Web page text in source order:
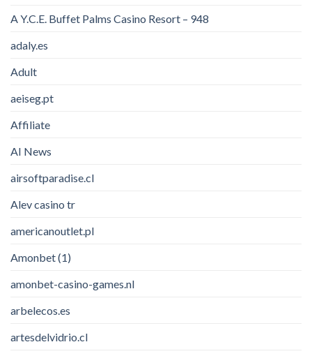
A Y.C.E. Buffet Palms Casino Resort – 948
adaly.es
Adult
aeiseg.pt
Affiliate
AI News
airsoftparadise.cl
Alev casino tr
americanoutlet.pl
Amonbet (1)
amonbet-casino-games.nl
arbelecos.es
artesdelvidrio.cl